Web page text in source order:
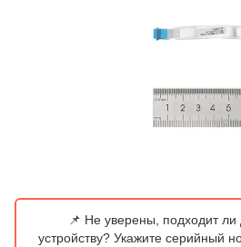
📌 Не уверены, подходит
устройству? Укажите серийный